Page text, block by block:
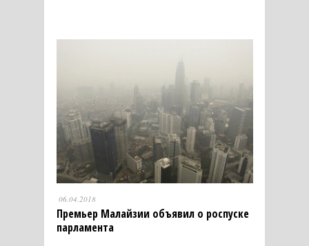
06.04.2018
Премьер Малайзии объявил о роспуске
парламента